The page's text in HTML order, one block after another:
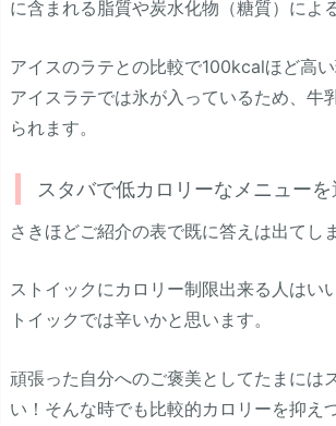
に含まれる脂質や炭水化物（糖質）によ
アイスのラテとの比較で100kcalほど高
アイスラテでは氷が入っているため、牛
られます。
スタバで低カロリーなメニュー
さきほどご紹介の表で既に答えは出てし
ストイックにカロリー制限出来る人はい
トイックでは辛いかと思います。
頑張った自分へのご褒美としてたまには
い！そんな時でも比較的カロリーを抑え